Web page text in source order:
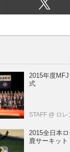
2015年度
式
STAFF @ ロレ
2015全日本
鹿サーキッ